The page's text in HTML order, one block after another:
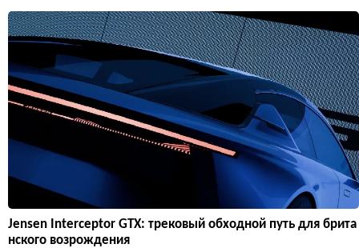
Jensen Interceptor GTX: трековый обходной путь для брита
нского возрождения